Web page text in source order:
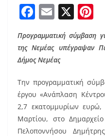
F
c
e
o
o
k
E
m
ai
l
X
st
Προγραμματική σύμβαση
της Νεμέας υπέγραψαν
Δήμος Νεμέας
Την προγραμματική
έργου «Ανάπλαση
2,7 εκατομμυρίων
Μαρτίου, στο
Πελοποννήσου